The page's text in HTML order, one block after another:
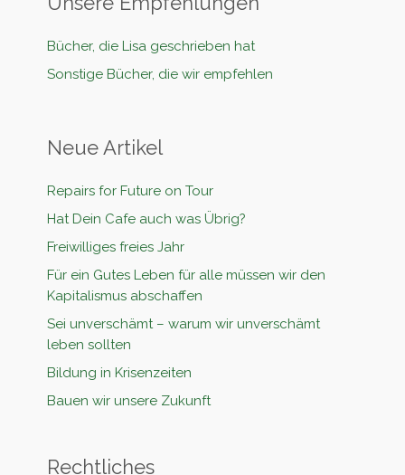
Bücher, die Lisa geschrieben hat
Sonstige Bücher, die wir empfehlen
Neue Artikel
Repairs for Future on Tour
Hat Dein Cafe auch was Übrig?
Freiwilliges freies Jahr
Für ein Gutes Leben für alle müssen wir den
Kapitalismus abschaffen
Sei unverschämt – warum wir unverschämt
leben sollten
Bildung in Krisenzeiten
Bauen wir unsere Zukunft
Rechtliches